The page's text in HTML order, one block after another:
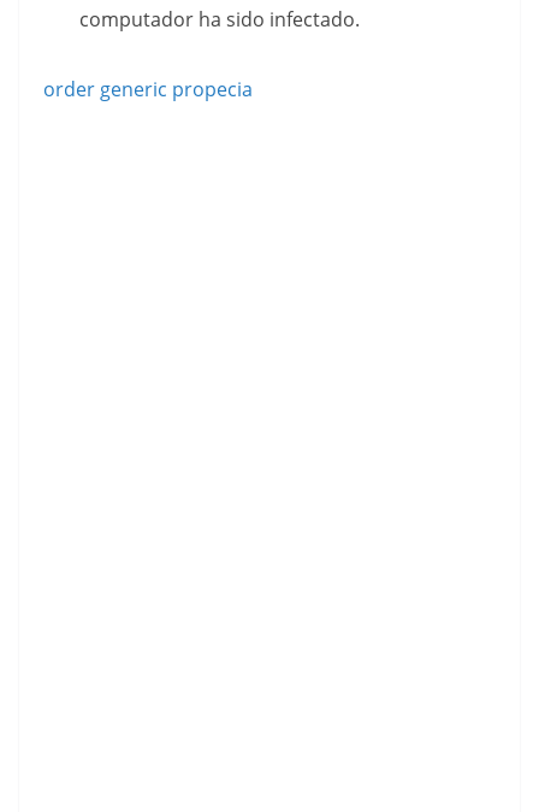
computador ha sido infectado.
order generic propecia